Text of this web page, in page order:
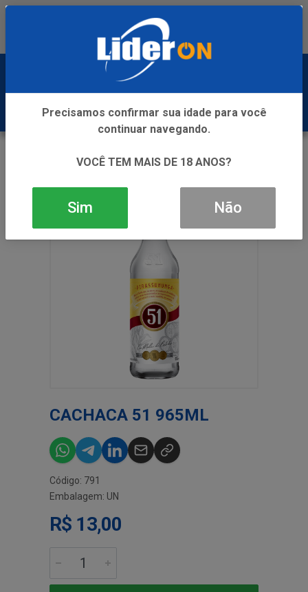
CACHACA CACHACA 51 965ML
CACHACA 51 965ML
Código: 791
Embalagem: UN
R$ 13,00
Precisamos confirmar sua idade para você
continuar navegando.
VOCÊ TEM MAIS DE 18 ANOS?
Sim Não